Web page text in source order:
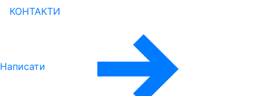
КОНТАКТИ
Написати